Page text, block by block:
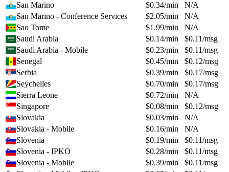
San Marino
$0.34/min
N/A
San Marino - Conference Services
$2.05/min
N/A
Sao Tome
$1.99/min
N/A
Saudi Arabia
$0.14/min $0.11/msg
Saudi Arabia - Mobile
$0.23/min $0.11/msg
Senegal
$0.45/min $0.12/msg
Serbia
$0.39/min $0.17/msg
Seychelles
$0.70/min $0.17/msg
Sierra Leone
$0.72/min
N/A
Singapore
$0.08/min $0.12/msg
Slovakia
$0.03/min
N/A
Slovakia - Mobile
$0.16/min
N/A
Slovenia
$0.19/min $0.11/msg
Slovenia - IPKO
$0.28/min $0.11/msg
Slovenia - Mobile
$0.39/min $0.11/msg